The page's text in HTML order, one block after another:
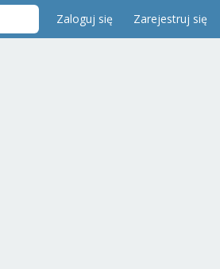
Zaloguj się Zarejestruj się